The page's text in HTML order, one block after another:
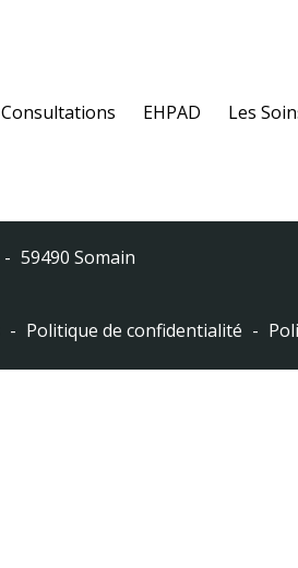
Consultations EHPAD Les
59490 Somain
Politique de confidentialité